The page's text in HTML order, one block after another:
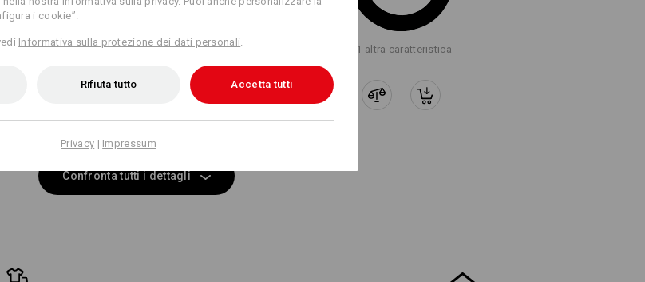
PIÙ SPAZIO
disponibili separatamente sono l’ampiamento perfetto
e creano più spazio per i tuoi attrezzi!
tasche abbinate
+2 altre caratteristiche +1 altra caratteristica
Confronta tutti i dettagli
i cookie”.
Informativa sulla protezione dei dati personali
Rifiuta tutto Accetta tutti
Privacy | Impressum